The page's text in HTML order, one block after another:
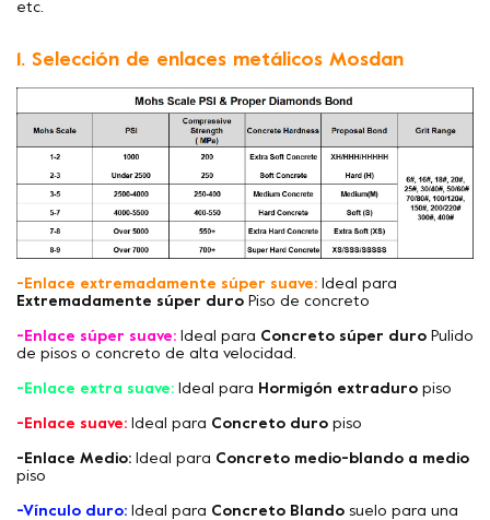
etc.
1. Selección de enlaces metálicos Mosdan
-Enlace extremadamente súper suave: Ideal para
Extremadamente súper duro Piso de concreto
-Enlace súper suave: Ideal para Concreto súper duro Pulido
de pisos o concreto de alta velocidad.
-Enlace extra suave: Ideal para Hormigón extraduro piso
-Enlace suave: Ideal para Concreto duro piso
-Enlace Medio: Ideal para Concreto medio-blando a medio
piso
-Vínculo duro: Ideal para Concreto Blando suelo para una